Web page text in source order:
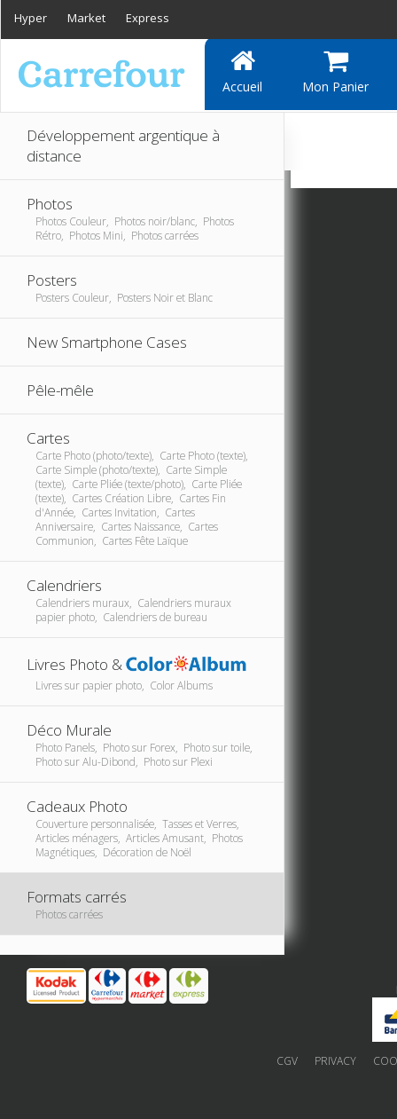
Hyper Market Express
Accueil Mon Panier
Développement argentique à
distance
Photos
Photos Couleur, Photos noir/blanc, Photos
Rétro, Photos Mini, Photos carrées
Posters
Posters Couleur, Posters Noir et Blanc
New Smartphone Cases
Pêle-mêle
Cartes
Carte Photo (photo/texte), Carte Photo (texte),
Carte Simple (photo/texte), Carte Simple
(texte), Carte Pliée (texte/photo), Carte Pliée
(texte), Cartes Création Libre, Cartes Fin
d'Année, Cartes Invitation, Cartes
Anniversaire, Cartes Naissance, Cartes
Communion, Cartes Fête Laïque
Calendriers
Calendriers muraux, Calendriers muraux
papier photo, Calendriers de bureau
Livres Photo &
Livres sur papier photo, Color Albums
Déco Murale
Photo Panels, Photo sur Forex, Photo sur toile,
Photo sur Alu-Dibond, Photo sur Plexi
Cadeaux Photo
Couverture personnalisée, Tasses et Verres,
Articles ménagers, Articles Amusant, Photos
Magnétiques, Décoration de Noël
Formats carrés
Photos carrées
CGV PRIVACY